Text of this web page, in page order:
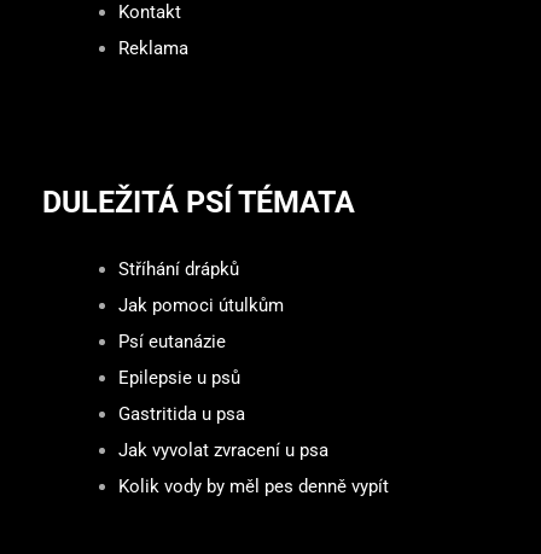
Kontakt
Reklama
DULEŽITÁ PSÍ TÉMATA
Stříhání drápků
Jak pomoci útulkům
Psí eutanázie
Epilepsie u psů
Gastritida u psa
Jak vyvolat zvracení u psa
Kolik vody by měl pes denně vypít